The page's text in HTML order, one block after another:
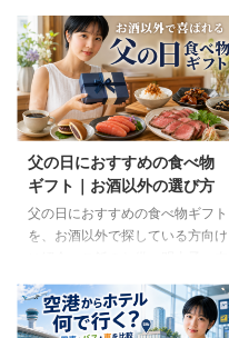
研究室の長編動画18本を、目的別
に分かりやすく紹介します。
父の日におすすめの食べ物
ギフト｜お酒以外の選び方
父の日におすすめの食べ物ギフト
を、お酒以外で探している方向け
など、父の好みに合わせた選び方
と注意点を解説します。